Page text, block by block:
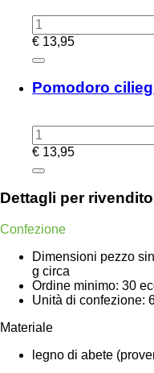
€ 13,95
Pomodoro
€ 13,95
Dettagli per
Confezione
Dimensioni pezzo
g circa
Ordine minimo: 30
Unità di confezione:
Materiale
legno di abete